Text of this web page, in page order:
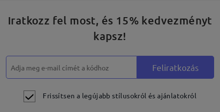
Iratkozz fel most, és 15% kedvezményt
kapsz!
Feliratkozás
Frissítsen a legújabb stílusokról és ajánlatokról